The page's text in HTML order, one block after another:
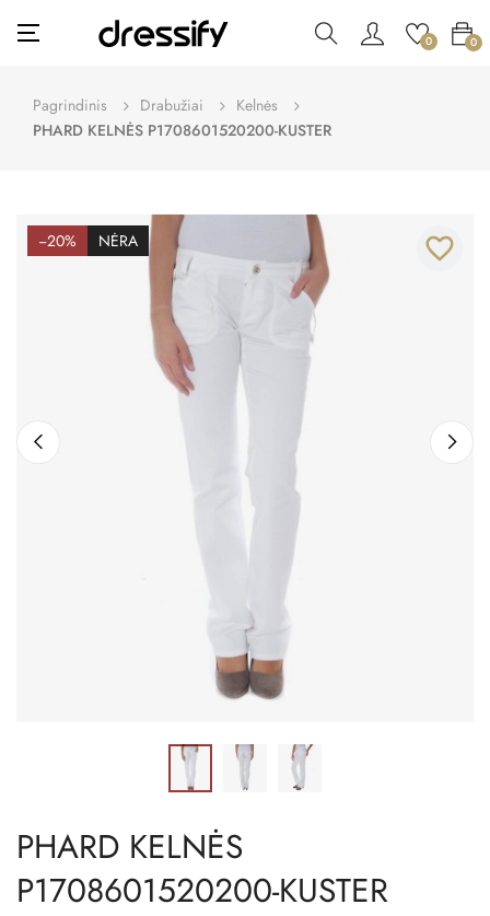
Toggle
navigation
☰ 0 0
Pagrindinis Drabužiai
Kelnės
PHARD KELNĖS P1708601520200-KUSTER
−20% NĖRA favorite_border
PHARD KELNĖS
P1708601520200-KUSTER